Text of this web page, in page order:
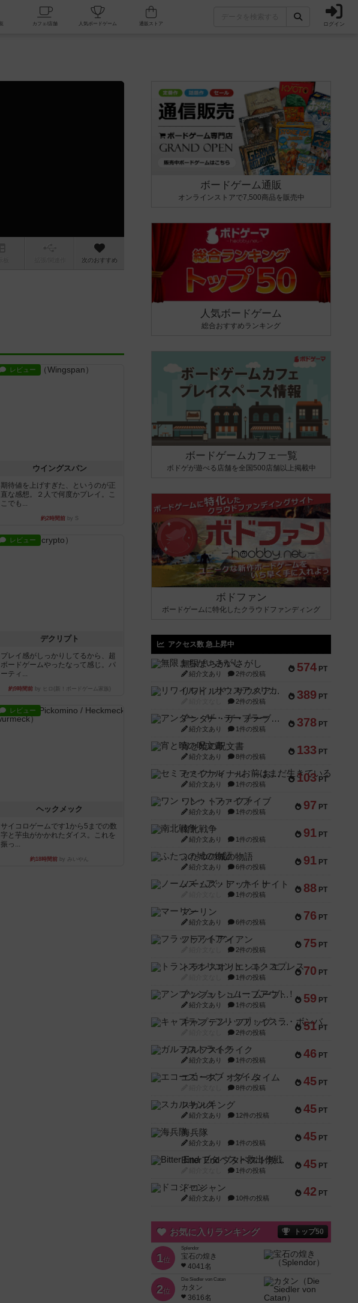
掲示板一覧 カフェ/店舗 人気ボードゲーム ログイン
次のおすすめ
レビュー
ウイングスパン
期待値を上げすぎた、というのが正
直な感想。２人で何度かプレイ。こ
こでも...
約2時間前by S
レビュー
デクリプト
プレイ感がしっかりしてるから、超
ボードゲームやったなって感じ。パ
ーティ...
約9時間前by ヒロ(新！ボードゲーム家族)
レビュー
ヘックメック
サイコロゲームです1から5までの数
字と芋虫がかかれたダイス。これを
振っ...
約18時間前 by みいやん
ボードゲーム通販
オンラインストアで7,500商品を販売中
人気ボードゲーム
総合おすすめランキング
ボードゲームカフェ一覧
ボドゲが遊べる店舗を全国500店舗以上掲載中
ボドファン
ボードゲームに特化したクラウドファンディング
アクセス数 急上昇中
574 PT
無限まちがいさがし
紹介文あり 2件の投稿
389 PT
リワイルド：サウスアメリカ
2件の投稿
378 PT
アンダー・ザ・テーブラー
紹介文あり 1件の投稿
133 PT
宵と暁の呪文書
紹介文あり 8件の投稿
103 PT
セミファイナル ～お前はまだ生きている～
紹介文あり 1件の投稿
97 PT
ワン・トゥ・ファイブ
紹介文あり 1件の投稿
91 PT
南北戦争
紹介文あり 1件の投稿
91 PT
ふたつの城の物語
紹介文あり 6件の投稿
88 PT
ノームズ・アット・ナイト
1件の投稿
76 PT
マーリン
紹介文あり 6件の投稿
75 PT
フラットアイアン
2件の投稿
70 PT
トランスオリエント・エクスプレス
1件の投稿
59 PT
アンブッシュ！：ムーブアウト！
紹介文あり 1件の投稿
51 PT
キャプテン・フリップ：イスラ・ボンバ
2件の投稿
46 PT
ガルフストライク
紹介文あり 1件の投稿
45 PT
エコーズ・オブ・タイム
8件の投稿
45 PT
スカルキング
紹介文あり 12件の投稿
45 PT
海兵隊
紹介文あり 1件の投稿
45 PT
Bitter End ブタペスト救出作戦
1件の投稿
42 PT
ドコジャン
紹介文あり 10件の投稿
お気に入りランキング トップ50
1位
Splendor
宝石の煌き
4041名
2位
Die Siedler von Catan
カタン
3616名